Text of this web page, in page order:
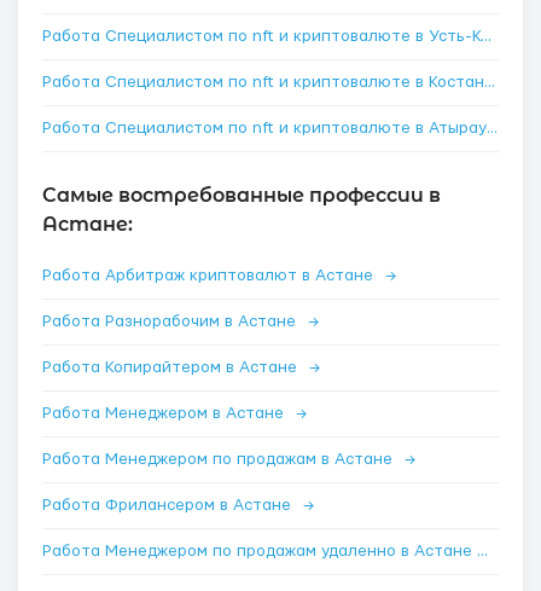
Работа Специалистом по nft и криптовалюте в Усть-Каменогорск
Работа Специалистом по nft и криптовалюте в Костанай
Работа Специалистом по nft и криптовалюте в Атырау
Самые востребованные профессии в
Астане:
Работа Арбитраж криптовалют в Астане →
Работа Разнорабочим в Астане →
Работа Копирайтером в Астане →
Работа Менеджером в Астане →
Работа Менеджером по продажам в Астане →
Работа Фрилансером в Астане →
Работа Менеджером по продажам удаленно в Астане→